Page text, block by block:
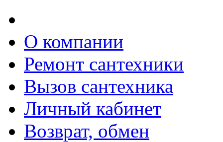
О компании
Ремонт сантехники
Вызов сантехника
Личный кабинет
Возврат, обмен